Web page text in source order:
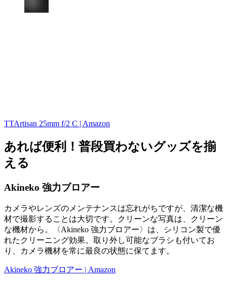
TTArtisan 25mm f/2 C | Amazon
あれば便利！普段買わないグッズを揃
える
Akineko 強力ブロアー
カメラやレンズのメンテナンスは忘れがちですが、清潔な機
材で撮影することは大切です。クリーンな写真は、クリーン
な機材から。〈Akineko 強力ブロアー〉は、シリコン製で優
れたクリーニング効果。取り外し可能なブラシも付いてお
り、カメラ機材を常に最良の状態に保てます。
Akineko 強力ブロアー | Amazon